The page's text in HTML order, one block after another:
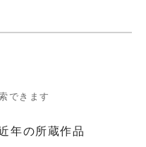
できます
年の所蔵作品